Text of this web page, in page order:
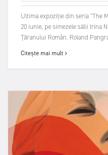
Ultima expoziție din seria "The
20 iunie, pe simezele sălii Irina
Țăranului Român. Roland
Citește mai mult